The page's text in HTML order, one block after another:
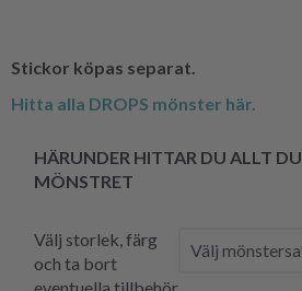
Stickor köpas separat.
Hitta alla DROPS mönster här.
HÄRUNDER HITTAR DU ALLT
MÖNSTRET
Välj storlek, färg
och ta bort